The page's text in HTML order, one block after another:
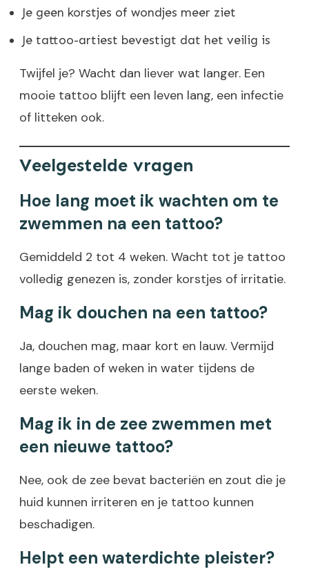
Je geen korstjes of wondjes meer ziet
Je tattoo-artiest bevestigt dat het veilig is
Twijfel je? Wacht dan liever wat langer. Een
mooie tattoo blijft een leven lang, een infectie
of litteken ook.
Veelgestelde vragen
Hoe lang moet ik wachten om te
zwemmen na een tattoo?
Gemiddeld 2 tot 4 weken. Wacht tot je tattoo
volledig genezen is, zonder korstjes of irritatie.
Mag ik douchen na een tattoo?
Ja, douchen mag, maar kort en lauw. Vermijd
lange baden of weken in water tijdens de
eerste weken.
Mag ik in de zee zwemmen met
een nieuwe tattoo?
Nee, ook de zee bevat bacteriën en zout die je
huid kunnen irriteren en je tattoo kunnen
beschadigen.
Helpt een waterdichte pleister?